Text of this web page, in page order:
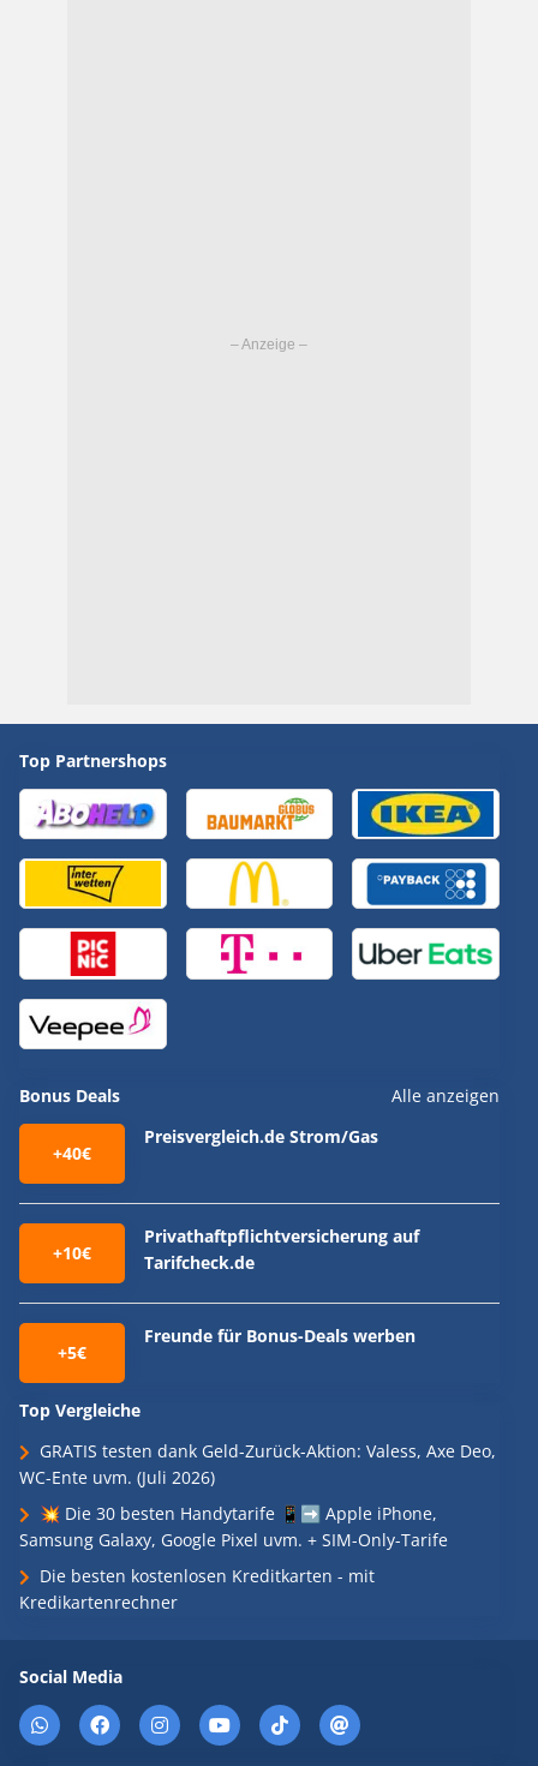
Top Partnershops
Bonus Deals Alle anzeigen
+40€
Preisvergleich.de Strom/Gas
+10€
Privathaftpflichtversicherung auf
Tarifcheck.de
+5€
Freunde für Bonus-Deals werben
Top Vergleiche
GRATIS testen dank Geld-Zurück-Aktion: Valess, Axe Deo,
WC-Ente uvm. (Juli 2026)
💥 Die 30 besten Handytarife 📱➡️ Apple iPhone,
Samsung Galaxy, Google Pixel uvm. + SIM-Only-Tarife
Die besten kostenlosen Kreditkarten - mit
Kredikartenrechner
Social Media